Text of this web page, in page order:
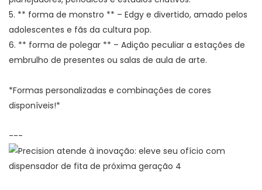
5. ** forma de monstro ** – Edgy e divertido, amado pelos
adolescentes e fãs da cultura pop.
6. ** forma de polegar ** – Adição peculiar a estações de
embrulho de presentes ou salas de aula de arte.
*Formas personalizadas e combinações de cores
disponíveis!*
---